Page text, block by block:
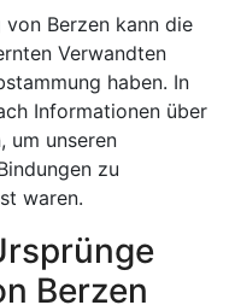
Berzen kann die
Verwandten
haben. In
Informationen über
um unseren
zu
waren.
Berzen